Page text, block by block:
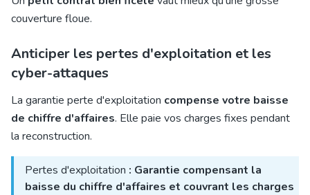
couverture floue.
Anticiper les pertes d'exploitation et les
cyber-attaques
La garantie perte d'exploitation compense votre baisse
de chiffre d'affaires. Elle paie vos charges fixes pendant
la reconstruction.
Pertes d'exploitation : Garantie compensant la
baisse du chiffre d'affaires et couvrant les charges